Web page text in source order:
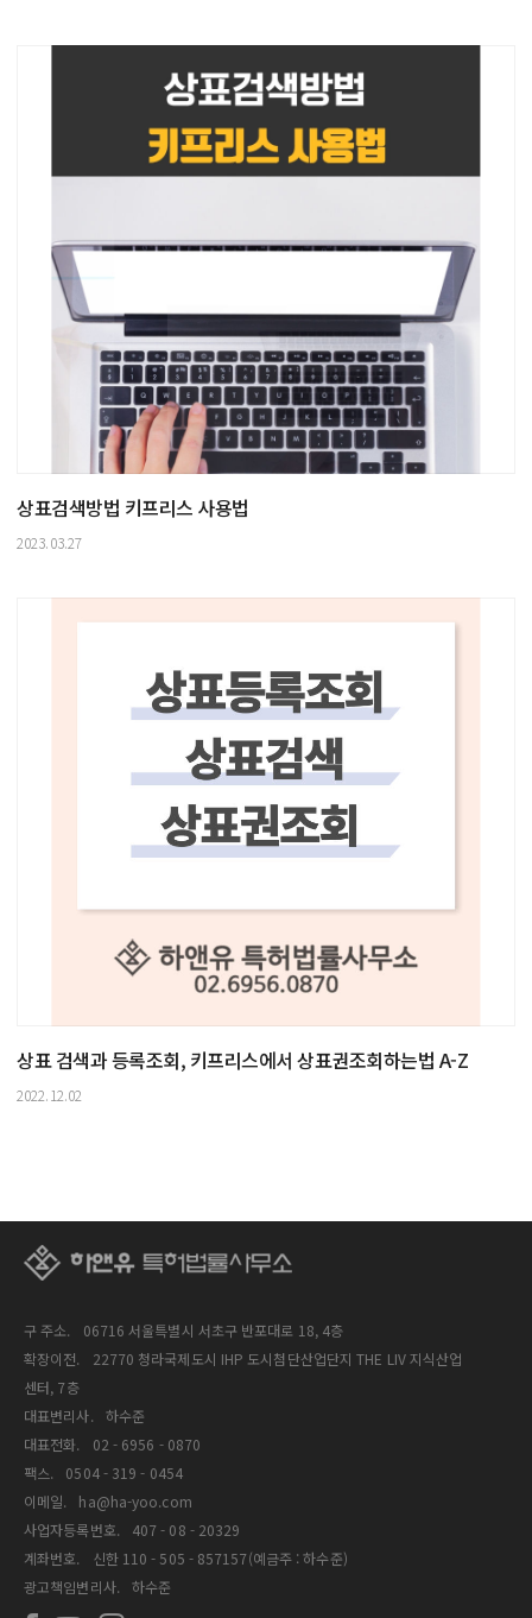
상표검색방법 키프리스 사용법
2023.03.27
상표 검색과 등록조회, 키프리스에서 상표권조회하는법 A-Z
2022.12.02
구 주소.
06716 서울특별시 서초구 반포대로 18, 4층
확장이전.
22770 청라국제도시 IHP 도시첨단산업단지 THE LIV 지식산업
센터, 7층
대표변리사.
하수준
대표전화.
02 - 6956 - 0870
팩스.
0504 - 319 - 0454
이메일.
ha@ha-yoo.com
사업자등록번호.
407 - 08 - 20329
계좌번호.
신한 110 - 505 - 857157(예금주 : 하수준)
광고책임변리사.
하수준